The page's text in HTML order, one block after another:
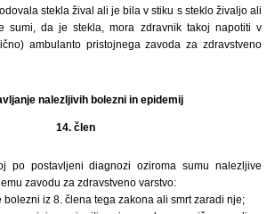
stekla žival ali je bila v stiku s steklo živaljo ali
sumi, da je stekla, mora zdravnik takoj napotiti v
ambulanto pristojnega zavoda za zdravstveno
nalezljivih bolezni in epidemij
14. člen
po postavljeni diagnozi oziroma sumu nalezljive
zavodu za zdravstveno varstvo:
bolezni iz 8. člena tega zakona ali smrt zaradi nje;